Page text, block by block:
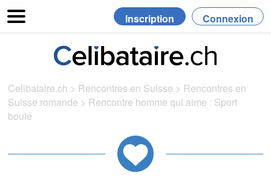
Inscription Connexion
Celibataire.ch > Rencontres en Suisse > Rencontres en
Suisse romande > Rencontre homme qui aime : Sport
boule